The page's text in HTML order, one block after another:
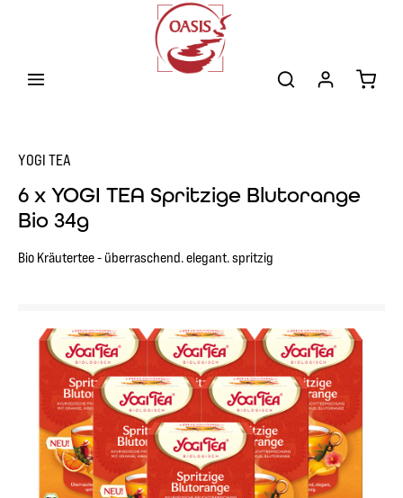
YOGI TEA
6 x YOGI TEA Spritzige Blutorange
Bio 34g
Bio Kräutertee - überraschend. elegant. spritzig